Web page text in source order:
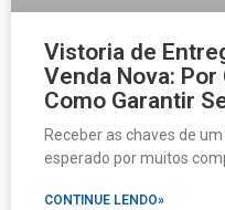
Vistoria de
Venda Nova:
Como Garantir
Receber as chaves de
esperado por muitos
CONTINUE LENDO»